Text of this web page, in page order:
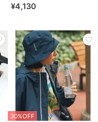
ハット サファリハット UVカ
¥4,130
30%OFF